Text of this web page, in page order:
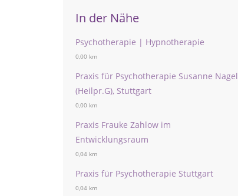
In der Nähe
Psychotherapie | Hypnotherapie
0,00 km
Praxis für Psychotherapie Susanne Nagel
(Heilpr.G), Stuttgart
0,00 km
Praxis Frauke Zahlow im
Entwicklungsraum
0,04 km
Praxis für Psychotherapie Stuttgart
0,04 km